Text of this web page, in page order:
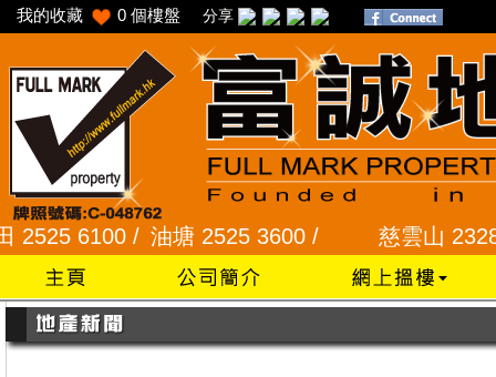
我的收藏 0 個樓盤 分享
6100 /油塘 2525 3600 / 慈雲山 2328